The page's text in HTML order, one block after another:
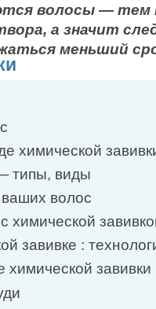
волосы — тем
а значит
меньший
химической
типы, виды
волос
химической
завивке :
химической завивки